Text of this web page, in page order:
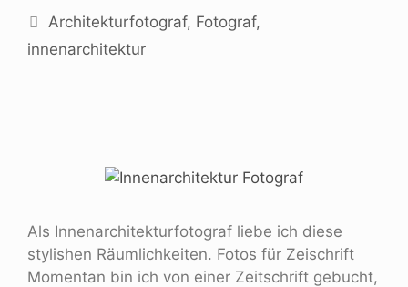
Architekturfotograf, Fotograf,
innenarchitektur
Als Innenarchitekturfotograf liebe ich diese
stylishen Räumlichkeiten. Fotos für Zeischrift
Momentan bin ich von einer Zeitschrift gebucht,